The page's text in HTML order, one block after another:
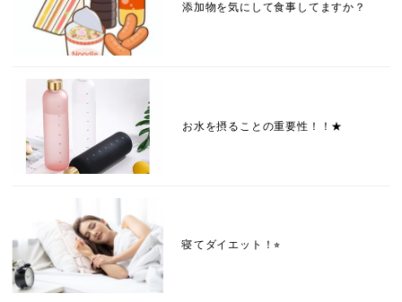
添加物を気にして食事してますか？
お水を摂ることの重要性！！★
寝てダイエット！⭐︎